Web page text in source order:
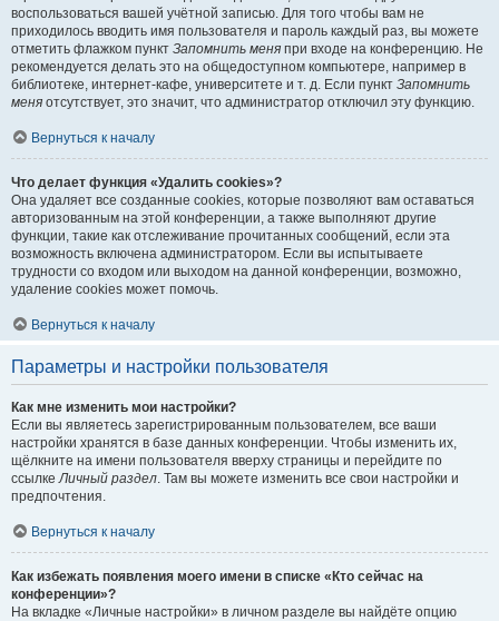
воспользоваться вашей учётной записью. Для того чтобы вам не
приходилось вводить имя пользователя и пароль каждый раз, вы можете
отметить флажком пункт Запомнить меня при входе на конференцию. Не
рекомендуется делать это на общедоступном компьютере, например в
библиотеке, интернет-кафе, университете и т. д. Если пункт Запомнить
меня отсутствует, это значит, что администратор отключил эту функцию.
Вернуться к началу
Что делает функция «Удалить cookies»?
Она удаляет все созданные cookies, которые позволяют вам оставаться
авторизованным на этой конференции, а также выполняют другие
функции, такие как отслеживание прочитанных сообщений, если эта
возможность включена администратором. Если вы испытываете
трудности со входом или выходом на данной конференции, возможно,
удаление cookies может помочь.
Вернуться к началу
Параметры и настройки пользователя
Как мне изменить мои настройки?
Если вы являетесь зарегистрированным пользователем, все ваши
настройки хранятся в базе данных конференции. Чтобы изменить их,
щёлкните на имени пользователя вверху страницы и перейдите по
ссылкеЛичный раздел. Там вы можете изменить все свои настройки и
предпочтения.
Вернуться к началу
Как избежать появления моего имени в списке «Кто сейчас на
конференции»?
На вкладке «Личные настройки» в личном разделе вы найдёте опцию